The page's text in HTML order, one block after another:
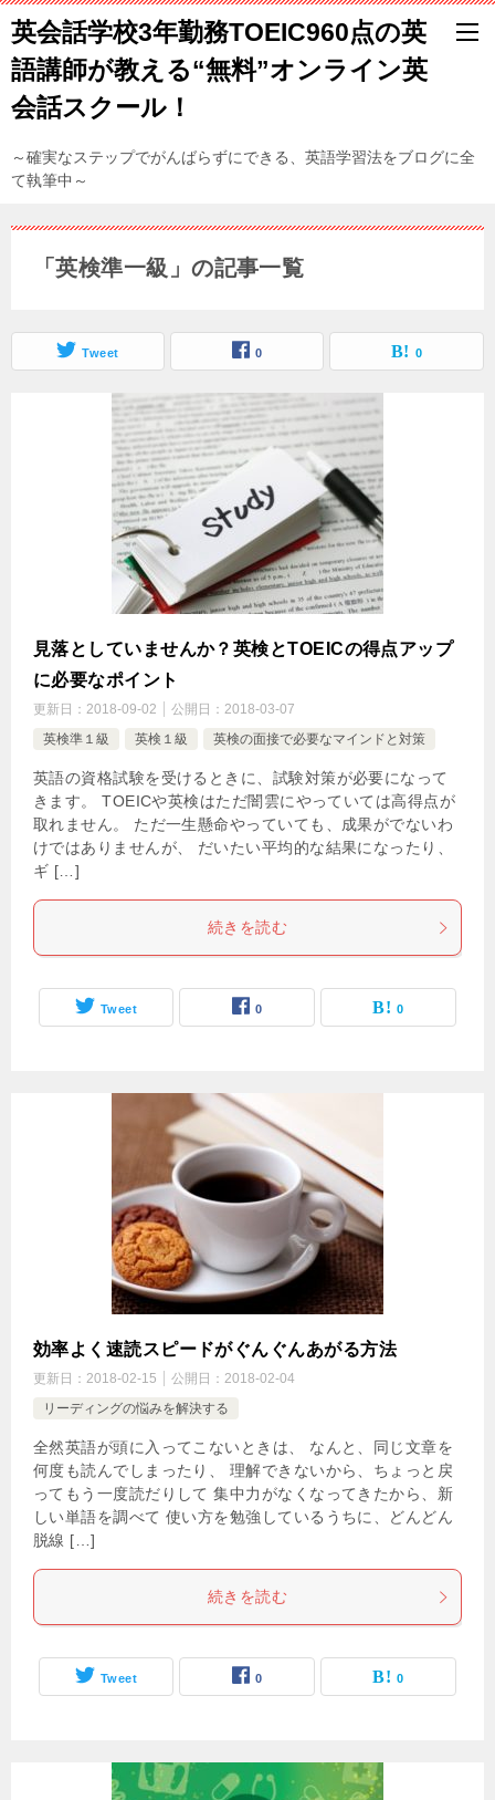
英会話学校3年勤務TOEIC960点の英
語講師が教える“無料”オンライン英
会話スクール！
～確実なステップでがんばらずにできる、英語学習法をブログに全
て執筆中～
「英検準一級」の記事一覧
Tweet 0 0
見落としていませんか？英検とTOEICの得点アップ
に必要なポイント
更新日： 2018-09-02 公開日： 2018-03-07
英検準１級
英検１級 英検の面接で必要なマインドと対策
英語の資格試験を受けるときに、試験対策が必要になって
きます。 TOEICや英検はただ闇雲にやっていては高得点が
取れません。 ただ一生懸命やっていても、成果がでないわ
けではありませんが、 だいたい平均的な結果になったり、
ギ […]
続きを読む
Tweet 0 0
効率よく速読スピードがぐんぐんあがる方法
更新日： 2018-02-15 公開日： 2018-02-04
リーディングの悩みを解決する
全然英語が頭に入ってこないときは、 なんと、同じ文章を
何度も読んでしまったり、 理解できないから、ちょっと戻
ってもう一度読だりして 集中力がなくなってきたから、新
しい単語を調べて 使い方を勉強しているうちに、どんどん
脱線 […]
続きを読む
Tweet 0 0